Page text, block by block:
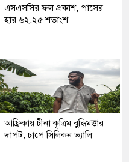
এসএসসির ফল প্রকাশ, পাসের
হার ৬২.২৫ শতাংশ
আফ্রিকায় চীনা কৃত্রিম বুদ্ধিমত্তার
দাপট, চাপে সিলিকন ভ্যালি